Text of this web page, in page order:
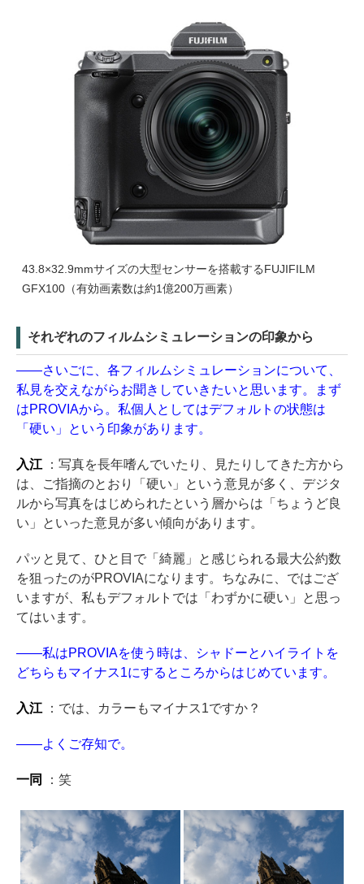
43.8×32.9mmサイズの大型センサーを搭載するFUJIFILM
GFX100（有効画素数は約1億200万画素）
それぞれのフィルムシミュレーションの印象から
——さいごに、各フィルムシミュレーションについて、
私見を交えながらお聞きしていきたいと思います。まず
はPROVIAから。私個人としてはデフォルトの状態は
「硬い」という印象があります。
入江
：写真を長年嗜んでいたり、見たりしてきた方から
は、ご指摘のとおり「硬い」という意見が多く、デジタ
ルから写真をはじめられたという層からは「ちょうど良
い」といった意見が多い傾向があります。
パッと見て、ひと目で「綺麗」と感じられる最大公約数
を狙ったのがPROVIAになります。ちなみに、ではござ
いますが、私もデフォルトでは「わずかに硬い」と思っ
てはいます。
——私はPROVIAを使う時は、シャドーとハイライトを
どちらもマイナス1にするところからはじめています。
入江 ：では、カラーもマイナス1ですか？
——よくご存知で。
一同 ：笑